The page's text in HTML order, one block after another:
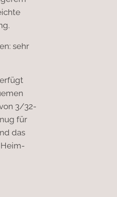
sehr
3/32-
für
das